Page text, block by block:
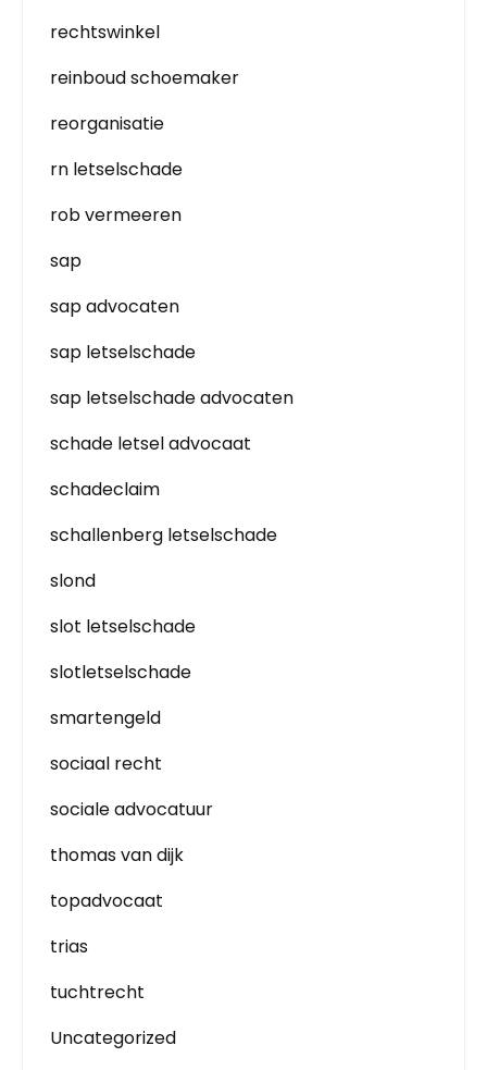
rechtswinkel
reinboud schoemaker
reorganisatie
rn letselschade
rob vermeeren
sap
sap advocaten
sap letselschade
sap letselschade advocaten
schade letsel advocaat
schadeclaim
schallenberg letselschade
slond
slot letselschade
slotletselschade
smartengeld
sociaal recht
sociale advocatuur
thomas van dijk
topadvocaat
trias
tuchtrecht
Uncategorized